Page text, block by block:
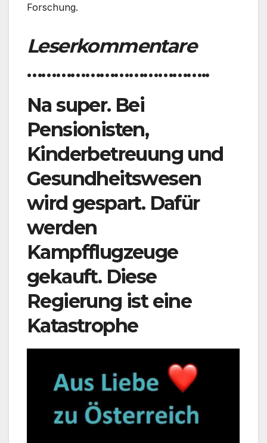
Forschung.
Leserkommentare
………………………………..
Na super. Bei
Pensionisten,
Kinderbetreuung und
Gesundheitswesen
wird gespart. Dafür
werden
Kampfflugzeuge
gekauft. Diese
Regierung ist eine
Katastrophe